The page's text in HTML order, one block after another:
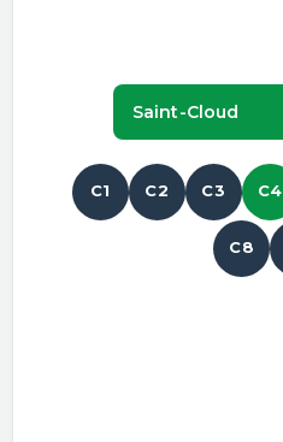
Saint-Cloud
C1 C2 C3 C4
C8